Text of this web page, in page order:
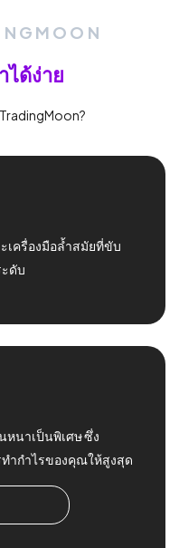
ได้ง่าย
เครื่องมือล้ำสมัยที่ขับ
ดับ
นาเป็นพิเศษ ซึ่ง
ำกำไรของคุณให้สูงสุด